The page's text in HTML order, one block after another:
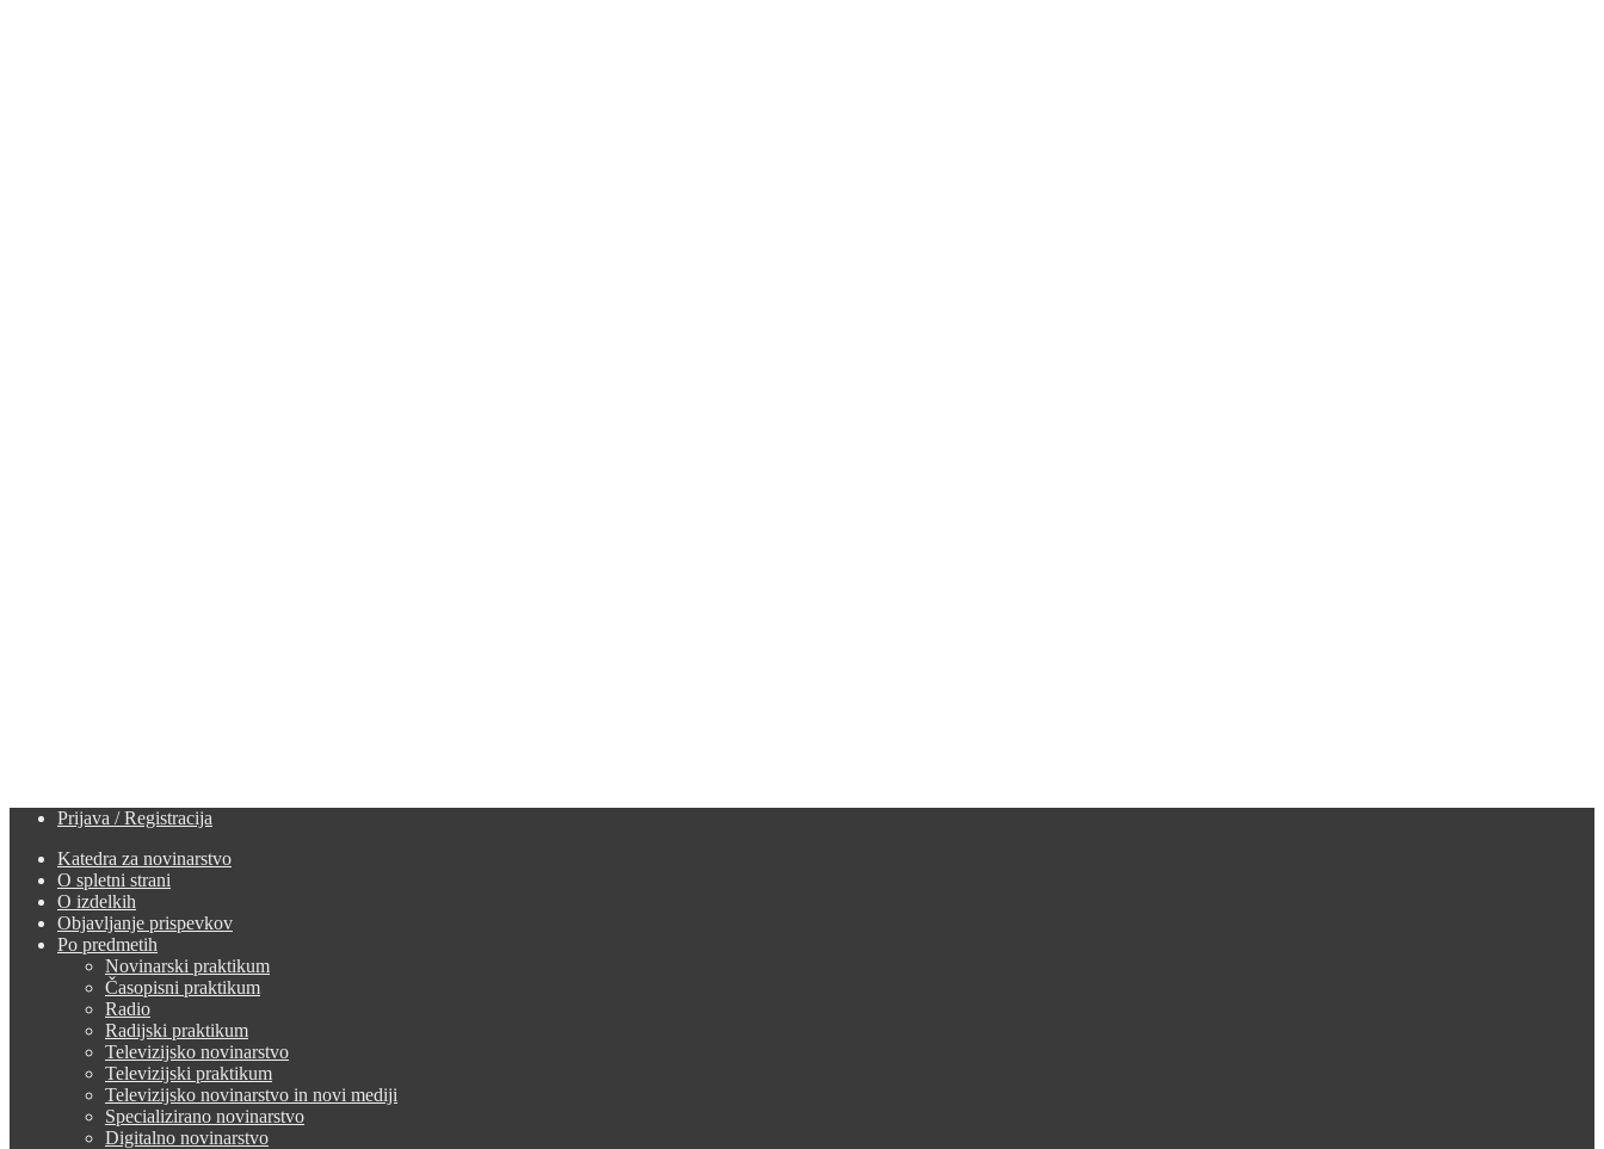
Prijava / Registracija
Katedra za novinarstvo
O spletni strani
O izdelkih
Objavljanje prispevkov
Po predmetih
Novinarski praktikum
Časopisni praktikum
Radio
Radijski praktikum
Televizijsko novinarstvo
Televizijski praktikum
Televizijsko novinarstvo in novi mediji
Specializirano novinarstvo
Digitalno novinarstvo